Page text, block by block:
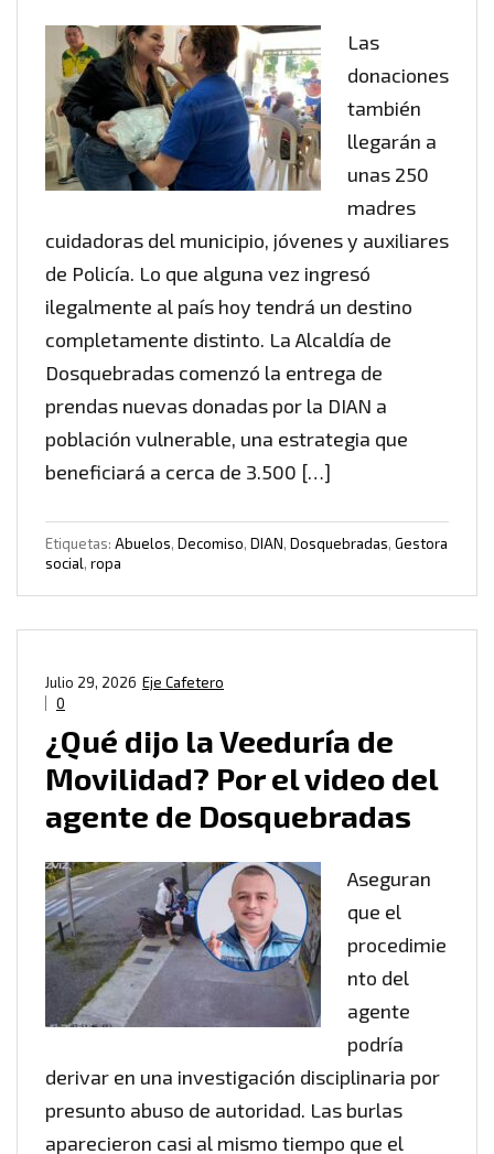
Las
donaciones
también
llegarán a
unas 250
madres
cuidadoras del municipio, jóvenes y auxiliares
de Policía. Lo que alguna vez ingresó
ilegalmente al país hoy tendrá un destino
completamente distinto. La Alcaldía de
Dosquebradas comenzó la entrega de
prendas nuevas donadas por la DIAN a
población vulnerable, una estrategia que
beneficiará a cerca de 3.500 […]
Etiquetas: Abuelos, Decomiso, DIAN, Dosquebradas, Gestora
social, ropa
Eje Cafetero
Julio 29, 2026
0
¿Qué dijo la Veeduría de
Movilidad? Por el video del
agente de Dosquebradas
Aseguran
que el
procedimie
nto del
agente
podría
derivar en una investigación disciplinaria por
presunto abuso de autoridad. Las burlas
aparecieron casi al mismo tiempo que el